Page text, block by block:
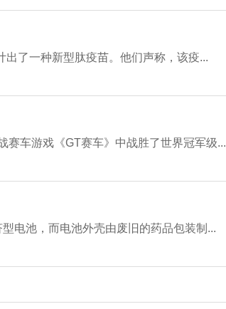
了一种新型肽疫苗。他们声称，该疫...
赛车游戏《GT赛车》中战胜了世界冠军级...
电池，而电池外壳由废旧的药品包装制...